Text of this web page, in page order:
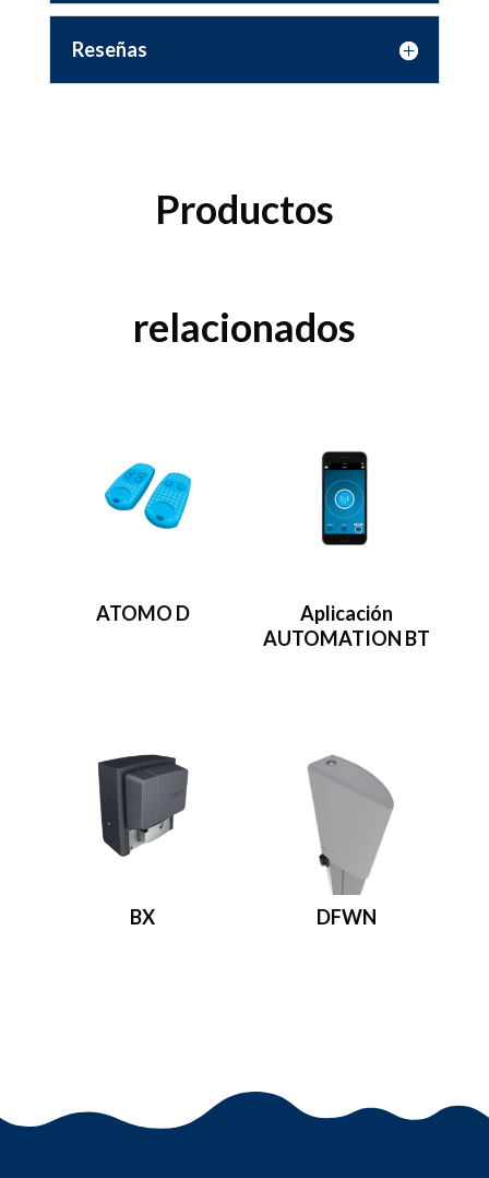
Reseñas
Productos
relacionados
ATOMO D
Aplicación
AUTOMATION BT
BX DFWN